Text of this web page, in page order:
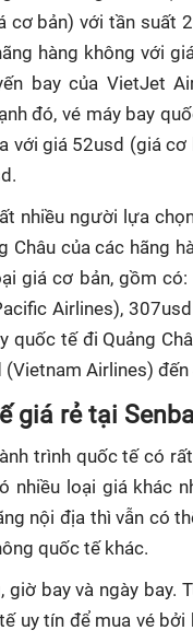
bản) với tần suất
hàng không với
bay của VietJet
đó, vé máy bay
với giá 52usd (giá
nhiều người lựa
Châu của các hãng
giá cơ bản, gồm
Airlines),
quốc tế đi Quảng
Airlines)
giá rẻ tại
trình quốc tế có
loại giá khác
nội địa thì vẫn có
quốc tế khác.
bay và ngày bay.
uy tín để mua vé